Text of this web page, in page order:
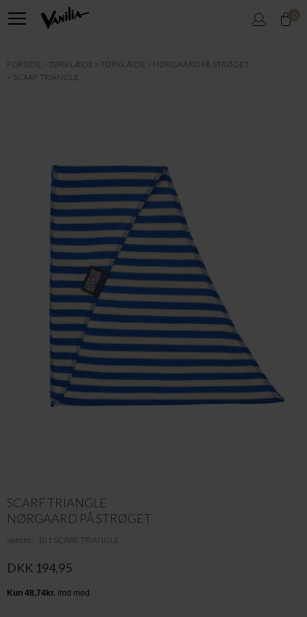
0
FORSIDE TØRKLÆDE TØRKLÆDE
NØRGAARD PÅ STRØGET
SCARF TRIANGLE
SCARF TRIANGLE
NØRGAARD PÅ STRØGET
Varenr. 101 SCARF TRIANGLE
DKK 194,95